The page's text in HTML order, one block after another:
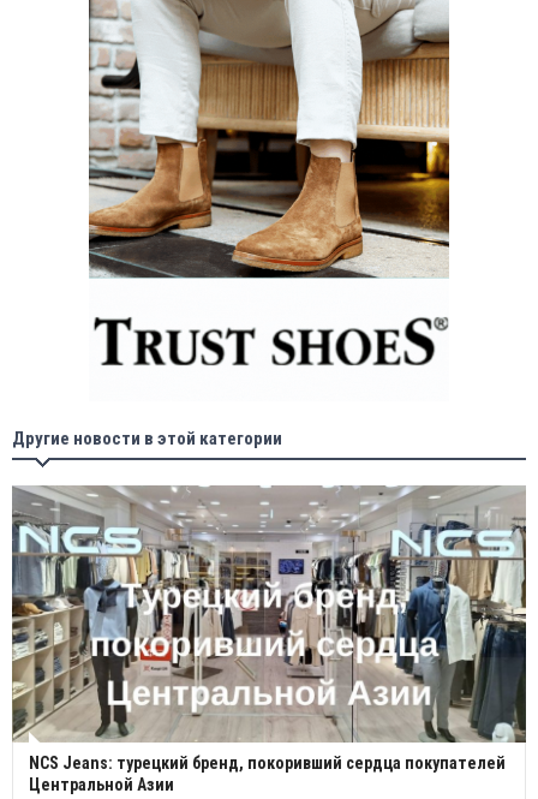
Другие новости в этой категории
NCS Jeans: турецкий бренд, покоривший сердца покупателей
Центральной Азии